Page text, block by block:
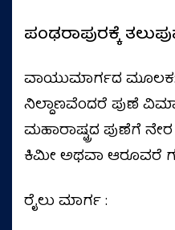
ಪಂಢರಾಪುರಕ್ಕೆ
ವಾಯುಮಾರ್ಗದ ಮೂಲಕ:
ನಿಲ್ದಾಣವೆಂದರೆ ಪುಣೆ
ಮಹಾರಾಷ್ಟ್ರದ ಪುಣೆಗೆ
ಕಿಮೀ ಅಥವಾ ಆರೂವರೆ
ರೈಲು ಮಾರ್ಗ :